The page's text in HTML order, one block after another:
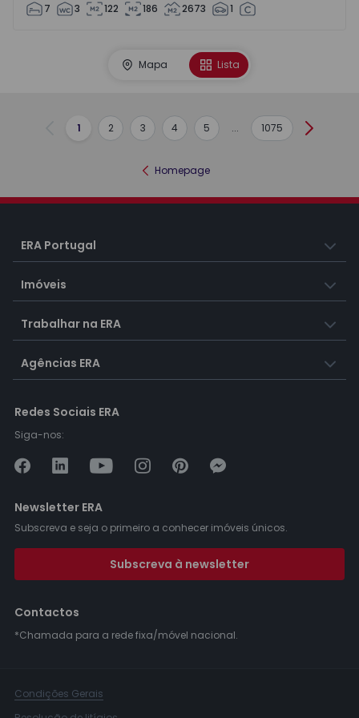
7 3 122 186 2673 1
Mapa Lista
Anterior
1 2 3 4 5 ... 1075
Homepage
ERA Portugal
Imóveis
Trabalhar na ERA
Agências ERA
Redes Sociais ERA
Siga-nos:
Newsletter ERA
Subscreva e seja o primeiro a conhecer imóveis únicos.
Subscreva à newsletter
Contactos
*Chamada para a rede fixa/móvel nacional.
Condições Gerais